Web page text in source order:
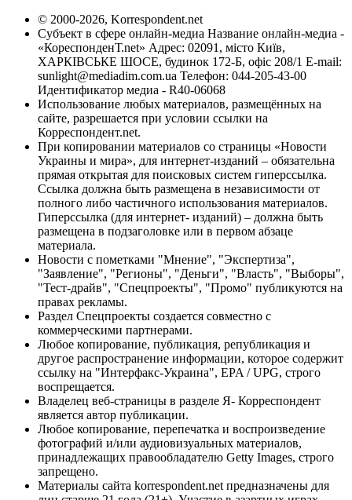
© 2000-2026, Korrespondent.net
Субъект в сфере онлайн-медиа Название онлайн-медиа -
«КореспонденТ.net» Адрес: 02091, місто Київ,
ХАРКІВСЬКЕ ШОСЕ, будинок 172-Б, офіс 208/1 E-mail:
sunlight@mediadim.com.ua Телефон: 044-205-43-00
Идентификатор медиа - R40-06068
Использование любых материалов, размещённых на
сайте, разрешается при условии ссылки на
Корреспондент.net.
При копировании материалов со страницы «Новости
Украины и мира», для интернет-изданий – обязательна
прямая открытая для поисковых систем гиперссылка.
Ссылка должна быть размещена в независимости от
полного либо частичного использования материалов.
Гиперссылка (для интернет- изданий) – должна быть
размещена в подзаголовке или в первом абзаце
материала.
Новости с пометками "Мнение", "Экспертиза",
"Заявление", "Регионы", "Деньги", "Власть", "Выборы",
"Тест-драйв", "Спецпроекты", "Промо" публикуются на
правах рекламы.
Раздел Спецпроекты создается совместно с
коммерческими партнерами.
Любое копирование, публикация, републикация и
другое распространение информации, которое содержит
ссылку на "Интерфакс-Украина", EPA / UPG, строго
воспрещается.
Владелец веб-страницы в разделе Я- Корреспондент
является автор публикации.
Любое копирование, перепечатка и воспроизведение
фотографий и/или аудиовизуальных материалов,
принадлежащих правообладателю Getty Images, строго
запрещено.
Материалы сайта korrespondent.net предназначены для